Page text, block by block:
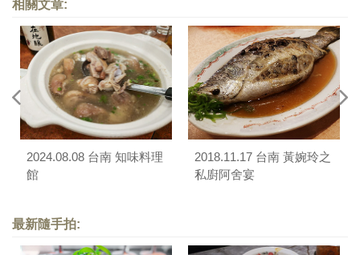
相關文章:
2024.08.08 台南 知味料理
館
2018.11.17 台南 黃婉玲之
私廚阿舍宴
最新隨手拍: